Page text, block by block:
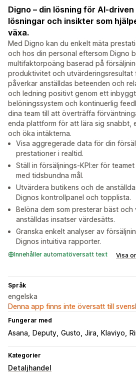
Digno – din lösning för AI-
lösningar och insikter som
växa.
Med Digno kan du enkelt mäta
och hos din personal eftersom Digno
multifaktorpoäng baserad på
produktivitet och utvärderingsresultat
påverkar anställdas beteenden och
och ledning positivt genom ett
belöningssystem och kontinuerlig
dina team till att överträffa
enda plattform för att lära sig snabbt,
och öka intäkterna.
Visa aggregerade data för din
prestationer i realtid.
Ställ in försäljnings-KPI:er för
med tidsbundna mål.
Utvärdera butikens och de
Dignos kontrollpanel och topplista.
Belöna dem som presterar bäst
anställdas insatser värdesätts.
Granska enkelt analyser av
Dignos intuitiva rapporter.
Innehåller automatöversatt text Visa
Språk
engelska
Denna app finns inte översatt till
Fungerar med
Asana Deputy Gusto Jira Klaviyo
Kategorier
Detaljhandel